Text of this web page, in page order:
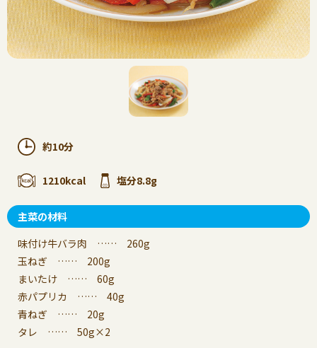
約10分
1210kcal 塩分8.8g
主菜の材料
味付け牛バラ肉 …… 260g
玉ねぎ …… 200g
まいたけ …… 60g
赤パプリカ …… 40g
青ねぎ …… 20g
タレ …… 50g×2